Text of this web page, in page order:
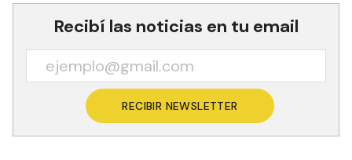
Recibí las noticias en tu email
RECIBIR NEWSLETTER